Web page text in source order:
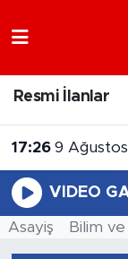
Resmi İlanlar
17:26 9
VIDEO
Asayiş Bilim
Samsun
Süper Lig